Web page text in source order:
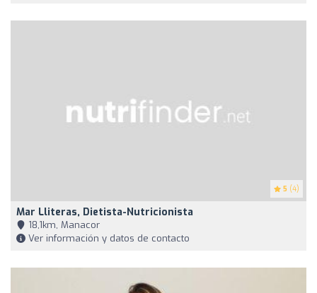
5 (4)
Mar Lliteras, Dietista-Nutricionista
18,1km, Manacor
Ver información y datos de contacto